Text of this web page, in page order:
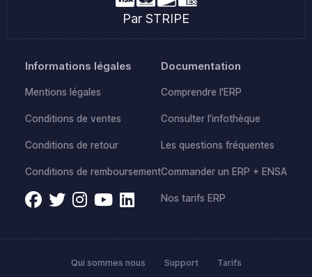
Par STRIPE
Informations légales
Mentions légales
Conditions de ventes
Conditions de retour
Conditions de remboursement
Documentation
Comprendre l'ERP
Consulter l'infothèque
Les questions fréquentes
Commander un ERP + ENSA
Nos tarifs ERP
Qui sommes nous Support Tarifs